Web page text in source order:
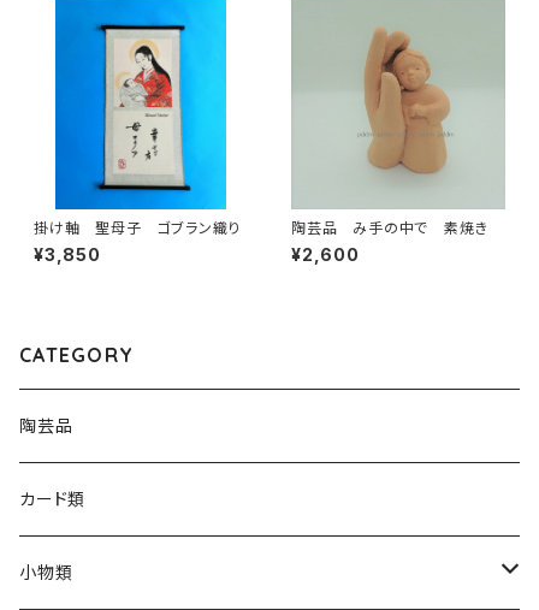
掛け軸 聖母子 ゴブラン織り
¥3,850
陶芸品 み手の中で 素焼き
¥2,600
CATEGORY
陶芸品
カード類
小物類